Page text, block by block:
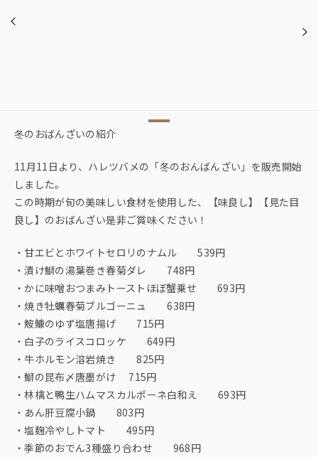
冬のおばんざいの紹介
11月11日より、ハレツバメの「冬のおんばんざい」を販売開始
しました。
この時期が旬の美味しい食材を使用した、【味良し】【見た目
良し】のおばんざい是非ご賞味ください！
・甘エビとホワイトセロリのナムル 539円
・漬け鰤の湯葉巻き春菊ダレ 748円
・かに味噌おつまみトーストほぼ蟹乗せ 693円
・焼き牡蠣春菊ブルゴーニュ 638円
・鮟鱇のゆず塩唐揚げ 715円
・白子のライスコロッケ 649円
・牛ホルモン溶岩焼き 825円
・鰤の昆布〆唐墨がけ 715円
・林檎と鴨生ハムマスカルポーネ白和え 693円
・あん肝豆腐小鍋 803円
・塩麹冷やしトマト 495円
・季節のおでん3種盛り合わせ 968円